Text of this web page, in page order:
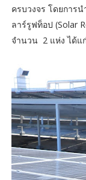
ครบวงจร โดยการ
ลาร์รูฟท็อป (Solar
จำนวน 2 แห่ง ได้แ